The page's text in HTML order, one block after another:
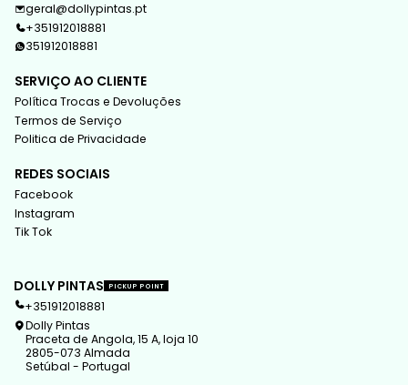
geral@dollypintas.pt
+351912018881
351912018881
SERVIÇO AO CLIENTE
Política Trocas e Devoluções
Termos de Serviço
Politica de Privacidade
REDES SOCIAIS
Facebook
Instagram
Tik Tok
DOLLY PINTAS PICKUP POINT
+351912018881
Dolly Pintas
Praceta de Angola, 15 A, loja 10
2805-073 Almada
Setúbal - Portugal